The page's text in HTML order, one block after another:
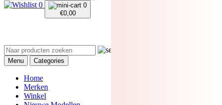
0
0
€0,00
Menu Categories
Home
Merken
Winkel